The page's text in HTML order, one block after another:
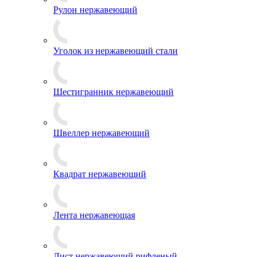
Рулон нержавеющий
Уголок из нержавеющий стали
Шестигранник нержавеющий
Швеллер нержавеющий
Квадрат нержавеющий
Лента нержавеющая